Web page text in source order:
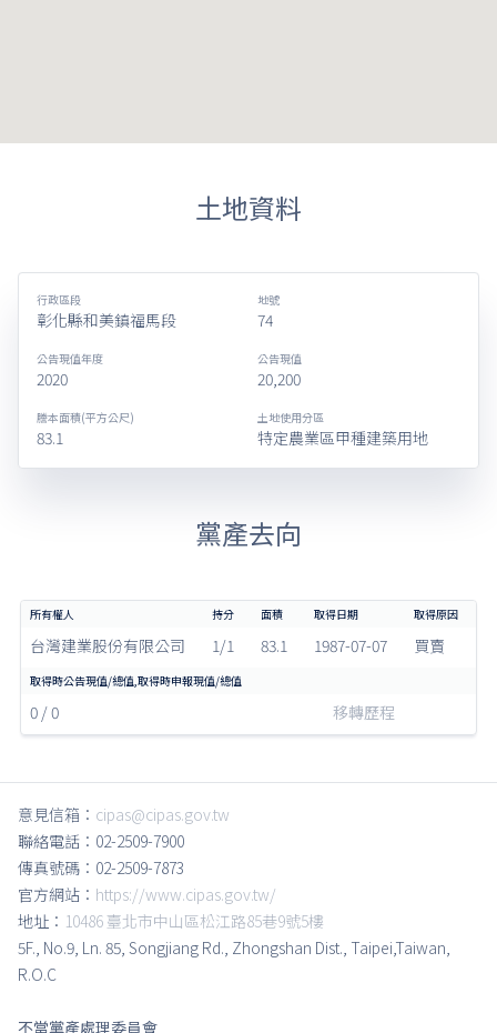
土地資料
行政區段
彰化縣和美鎮福馬段
地號
74
公告現值年度
2020
公告現值
20,200
謄本面積(平方公尺)
83.1
土地使用分區
特定農業區甲種建築用地
黨產去向
台灣建業股份有限公司 1/1 83.1 1987-07-07 買賣
0 / 0 移轉歷程
意見信箱： cipas@cipas.gov.tw
聯絡電話：02-2509-7900
傳真號碼：02-2509-7873
官方網站： https://www.cipas.gov.tw/
地址： 10486 臺北市中山區松江路85巷9號5樓
5F., No.9, Ln. 85, Songjiang Rd., Zhongshan Dist., Taipei,Taiwan,
R.O.C
不當黨產處理委員會